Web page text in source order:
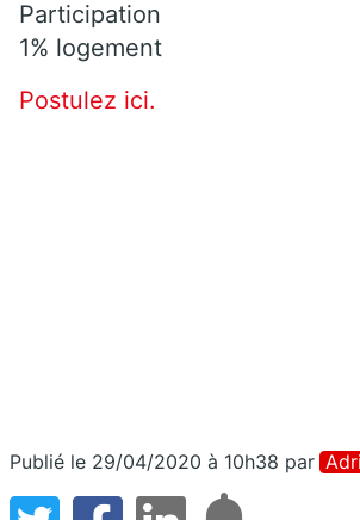
Participation
1% logement
Postulez ici.
Publié le 29/04/2020 à 10h38 par